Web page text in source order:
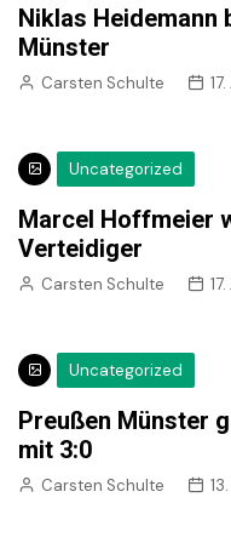
Niklas Heidemann
Münster
Carsten Schulte
Uncategorized
Marcel Hoffmeier
Verteidiger
Carsten Schulte
Uncategorized
Preußen Münster
mit 3:0
Carsten Schulte